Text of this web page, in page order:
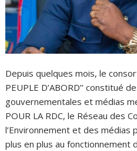
Depuis quelques mois, le
PEUPLE D’ABORD’’ constitué
gouvernementales et médias
POUR LA RDC, le Réseau des
l’Environnement et des médias
plus en plus au fonctionnement